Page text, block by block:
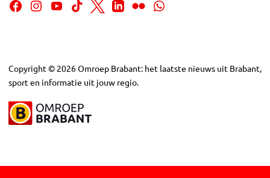
Copyright © 2026Omroep Brabant: het laatste nieuws uit Brabant,
sport en informatie uit jouw regio.